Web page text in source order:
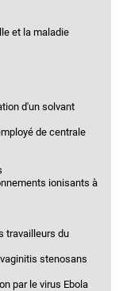
et la maladie
d'un solvant
de centrale
ionisants à
travailleurs du
stenosans
par le virus Ebola